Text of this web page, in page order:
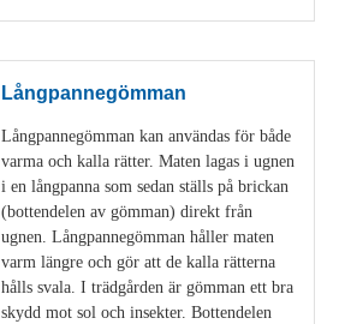
Långpannegömman
Långpannegömman kan användas för både
varma och kalla rätter. Maten lagas i ugnen
i en långpanna som sedan ställs på brickan
(bottendelen av gömman) direkt från
ugnen. Långpannegömman håller maten
varm längre och gör att de kalla rätterna
hålls svala. I trädgården är gömman ett bra
skydd mot sol och insekter. Bottendelen